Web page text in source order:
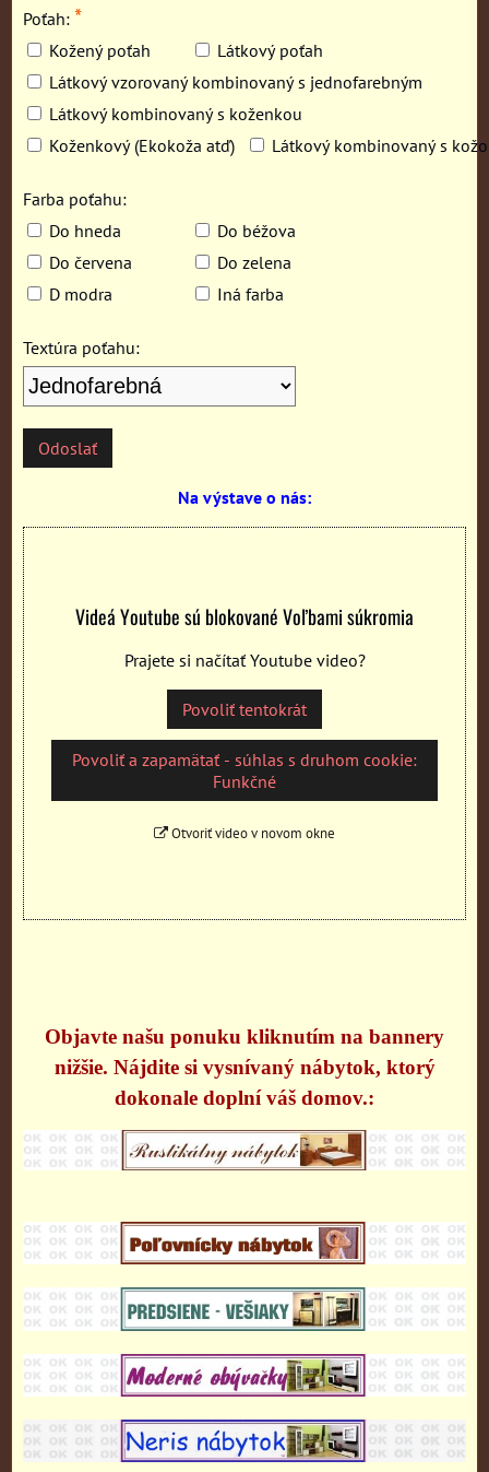
Poťah: *
Kožený poťah
Látkový poťah
Látkový vzorovaný kombinovaný s jednofarebným
Látkový kombinovaný s koženkou
Koženkový (Ekokoža atď)
Látkový kombinovaný s
Farba poťahu:
Do hneda
Do béžova
Do červena
Do zelena
D modra
Iná farba
Textúra poťahu:
Odoslať
Na výstave o nás:
Videá Youtube sú blokované Voľbami súkromia
Prajete si načítať Youtube video?
Povoliť tentokrát
Povoliť a zapamätať - súhlas s druhom cookie:
Funkčné
Otvoriť video v novom okne
Objavte našu ponuku kliknutím na bannery
nižšie. Nájdite si vysnívaný nábytok, ktorý
dokonale doplní váš domov.: